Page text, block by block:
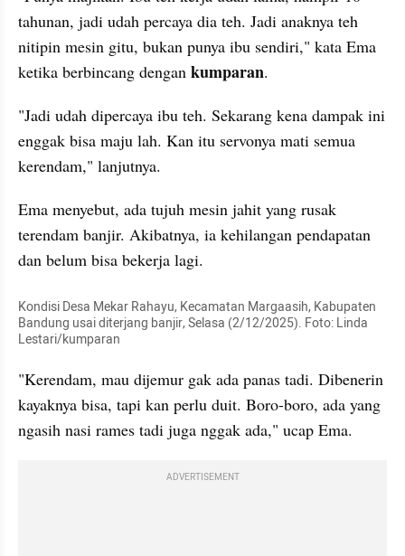
tahunan, jadi udah percaya dia teh. Jadi anaknya teh
nitipin mesin gitu, bukan punya ibu sendiri," kata Ema
ketika berbincang dengan kumparan.
"Jadi udah dipercaya ibu teh. Sekarang kena dampak ini
enggak bisa maju lah. Kan itu servonya mati semua
kerendam," lanjutnya.
Ema menyebut, ada tujuh mesin jahit yang rusak
terendam banjir. Akibatnya, ia kehilangan pendapatan
dan belum bisa bekerja lagi.
Kondisi Desa Mekar Rahayu, Kecamatan Margaasih, Kabupaten
Bandung usai diterjang banjir, Selasa (2/12/2025). Foto: Linda
Lestari/kumparan
"Kerendam, mau dijemur gak ada panas tadi. Dibenerin
kayaknya bisa, tapi kan perlu duit. Boro-boro, ada yang
ngasih nasi rames tadi juga nggak ada," ucap Ema.
ADVERTISEMENT